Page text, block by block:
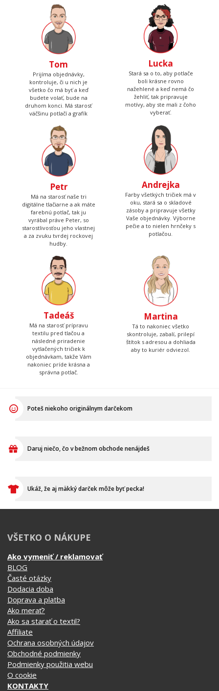
Tom
Prijíma objednávky,
kontroluje, či u nich je
všetko čo má byť a keď
budete volať, bude na
druhom konci. Má starosť
väčšinu potlačí a grafík
Lucka
Stará sa o to, aby potlače
boli krásne rovno
nažehlené a keď nemá čo
žehliť, tak pripravuje
motívy, aby ste mali z čoho
vyberať.
Petr
Má na starosť naše tri
digitálne tlačiarne a ak máte
farebnú potlač, tak ju
vyrábal práve Peter, so
starostlivosťou jeho vlastnej
a za zvuku tvrdej rockovej
hudby.
Andrejka
Farby všetkých tričiek má v
oku, stará sa o skladové
zásoby a pripravuje všetky
Vaše objednávky. Výborne
pečie a to nielen hrnčeky s
potlačou.
Tadeáš
Má na starosť prípravu
textilu pred tlačou a
následné priradenie
vytlačených tričiek k
objednávkam, takže Vám
nakoniec príde krásna a
správna potlač.
Martina
Tá to nakoniec všetko
skontroluje, zabalí, prilepí
štítok s adresou a dohliada
aby to kuriér odviezol.
Poteš niekoho originálnym darčekom
Daruj niečo, čo v bežnom obchode nenájdeš
Ukáž, že aj mäkký darček môže byť pecka!
VŠETKO O NÁKUPE
Ako vymeniť / reklamovať
BLOG
Časté otázky
Dodacia doba
Doprava a platba
Ako merať?
Ako sa starať o textil?
Affiliate
Ochrana osobných údajov
Obchodné podmienky
Podmienky použitia webu
O cookie
KONTAKTY